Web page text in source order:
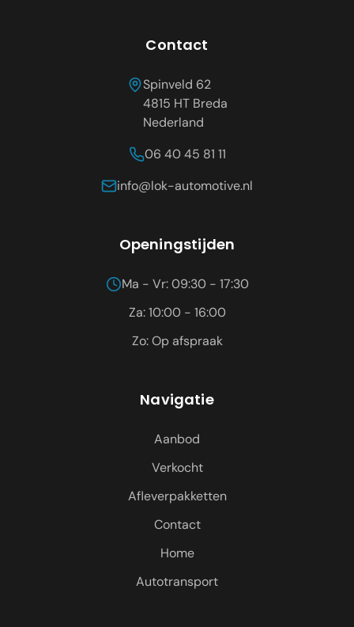
Contact
Spinveld 62
4815 HT Breda
Nederland
06 40 45 81 11
info@lok-automotive.nl
Openingstijden
Ma - Vr: 09:30 - 17:30
Za: 10:00 - 16:00
Zo: Op afspraak
Navigatie
Aanbod
Verkocht
Afleverpakketten
Contact
Home
Autotransport